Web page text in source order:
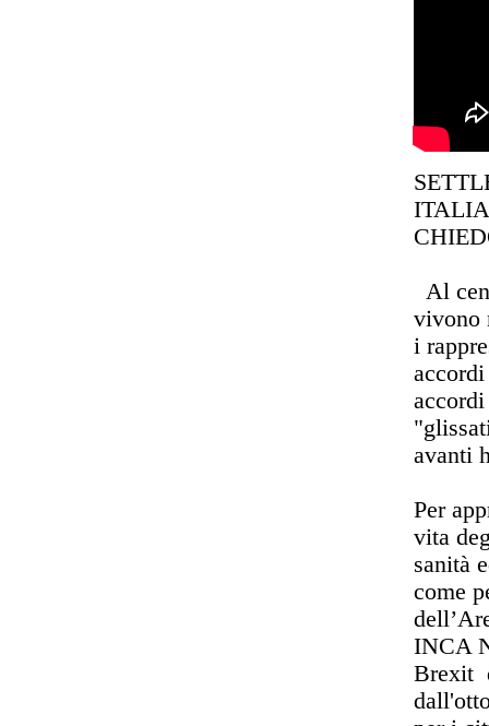
Al
vivono
i
avanti
Per
vita
sanità
come
INCA
Brexit